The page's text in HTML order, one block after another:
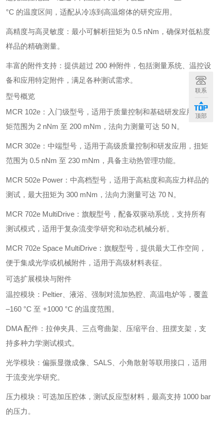
°C 的温度区间，适配从冷冻到高温熔体的研究应用。
高精度与高灵敏度：最小可解析扭矩为 0.5 nNm，确保对低粘度
样品的精确测量。
丰富的附件支持：提供超过 200 种附件，包括测量系统、温控设
备和应用特定附件，满足各种测试需求。
型号概览
MCR 102e：入门级型号，适用于质量控制和基础研发应用，扭
矩范围为 2 nNm 至 200 mNm，法向力测量可达 50 N。
MCR 302e：中端型号，适用于高级质量控制和研发应用，扭矩
范围为 0.5 nNm 至 230 mNm，具备主动热管理功能。
MCR 502e Power：中高档型号，适用于高粘度和高应力样品的
测试，最大扭矩为 300 mNm，法向力测量可达 70 N。
MCR 702e MultiDrive：旗舰型号，配备双驱动系统，支持所有
测试模式，适用于复杂流变学研究和动态机械分析。
MCR 702e Space MultiDrive：旗舰型号，提供最大工作空间，
便于集成光学或机械附件，适用于高级材料表征。
可选扩展模块与附件
温控模块：Peltier、液浴、强制对流加热腔、高温电炉等，覆盖
–160 °C 至 +1000 °C 的温度范围。
DMA 配件：拉伸夹具、三点弯曲架、压缩平台、扭摆支架，支
持多种力学测试模式。
光学模块：偏振显微成像、SALS、小角散射等联用接口，适用
于流变光学研究。
压力模块：可选加压腔体，测试反应型材料，最高支持 1000 bar
的压力。
联系
顶部